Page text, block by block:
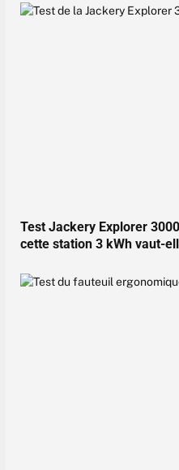
Test Jackery Explorer
cette station 3 kWh vaut-